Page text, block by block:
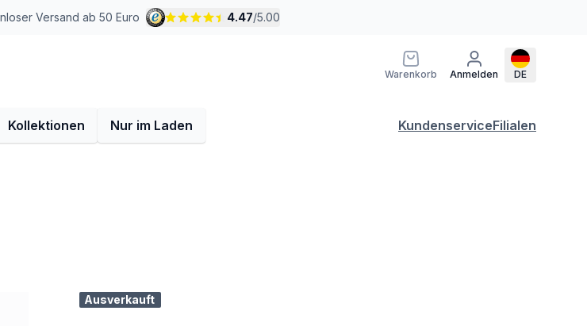
Versand ab 50 Euro 4.47/5.00
Warenkorb Anmelden DE
Kollektionen Nur im Laden KundenserviceFilialen
Ausverkauft